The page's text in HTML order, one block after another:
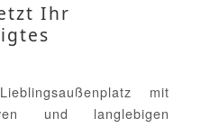
Ihr
mit
und langlebigen